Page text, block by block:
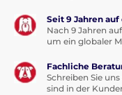
Seit 9 Jahren
Nach 9 Jahren
um ein globaler
Fachliche
Schreiben Sie
sind in der